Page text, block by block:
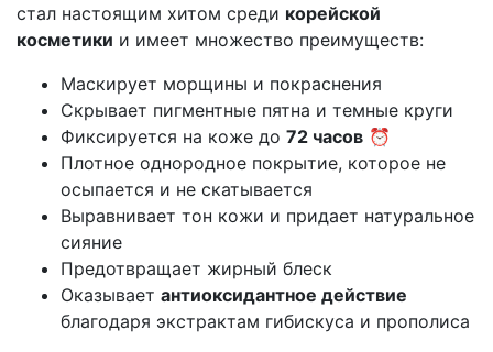
стал настоящим хитом среди корейской
косметики и имеет множество преимуществ:
Маскирует морщины и покраснения
Скрывает пигментные пятна и темные круги
Фиксируется на коже до 72 часов ⏰
Плотное однородное покрытие, которое не
осыпается и не скатывается
Выравнивает тон кожи и придает натуральное
сияние
Предотвращает жирный блеск
Оказывает антиоксидантное действие
благодаря экстрактам гибискуса и прополиса